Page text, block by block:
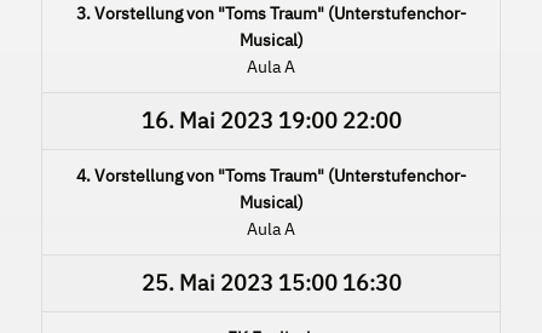
3. Vorstellung von "Toms Traum" (Unterstufenchor-
Musical)
Aula A
16. Mai 2023 19:00 22:00
4. Vorstellung von "Toms Traum" (Unterstufenchor-
Musical)
Aula A
25. Mai 2023 15:00 16:30